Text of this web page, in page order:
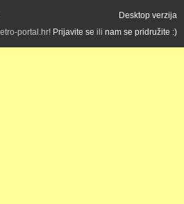
Desktop verzija
portal.hr! Prijavite se ili nam se pridružite :)